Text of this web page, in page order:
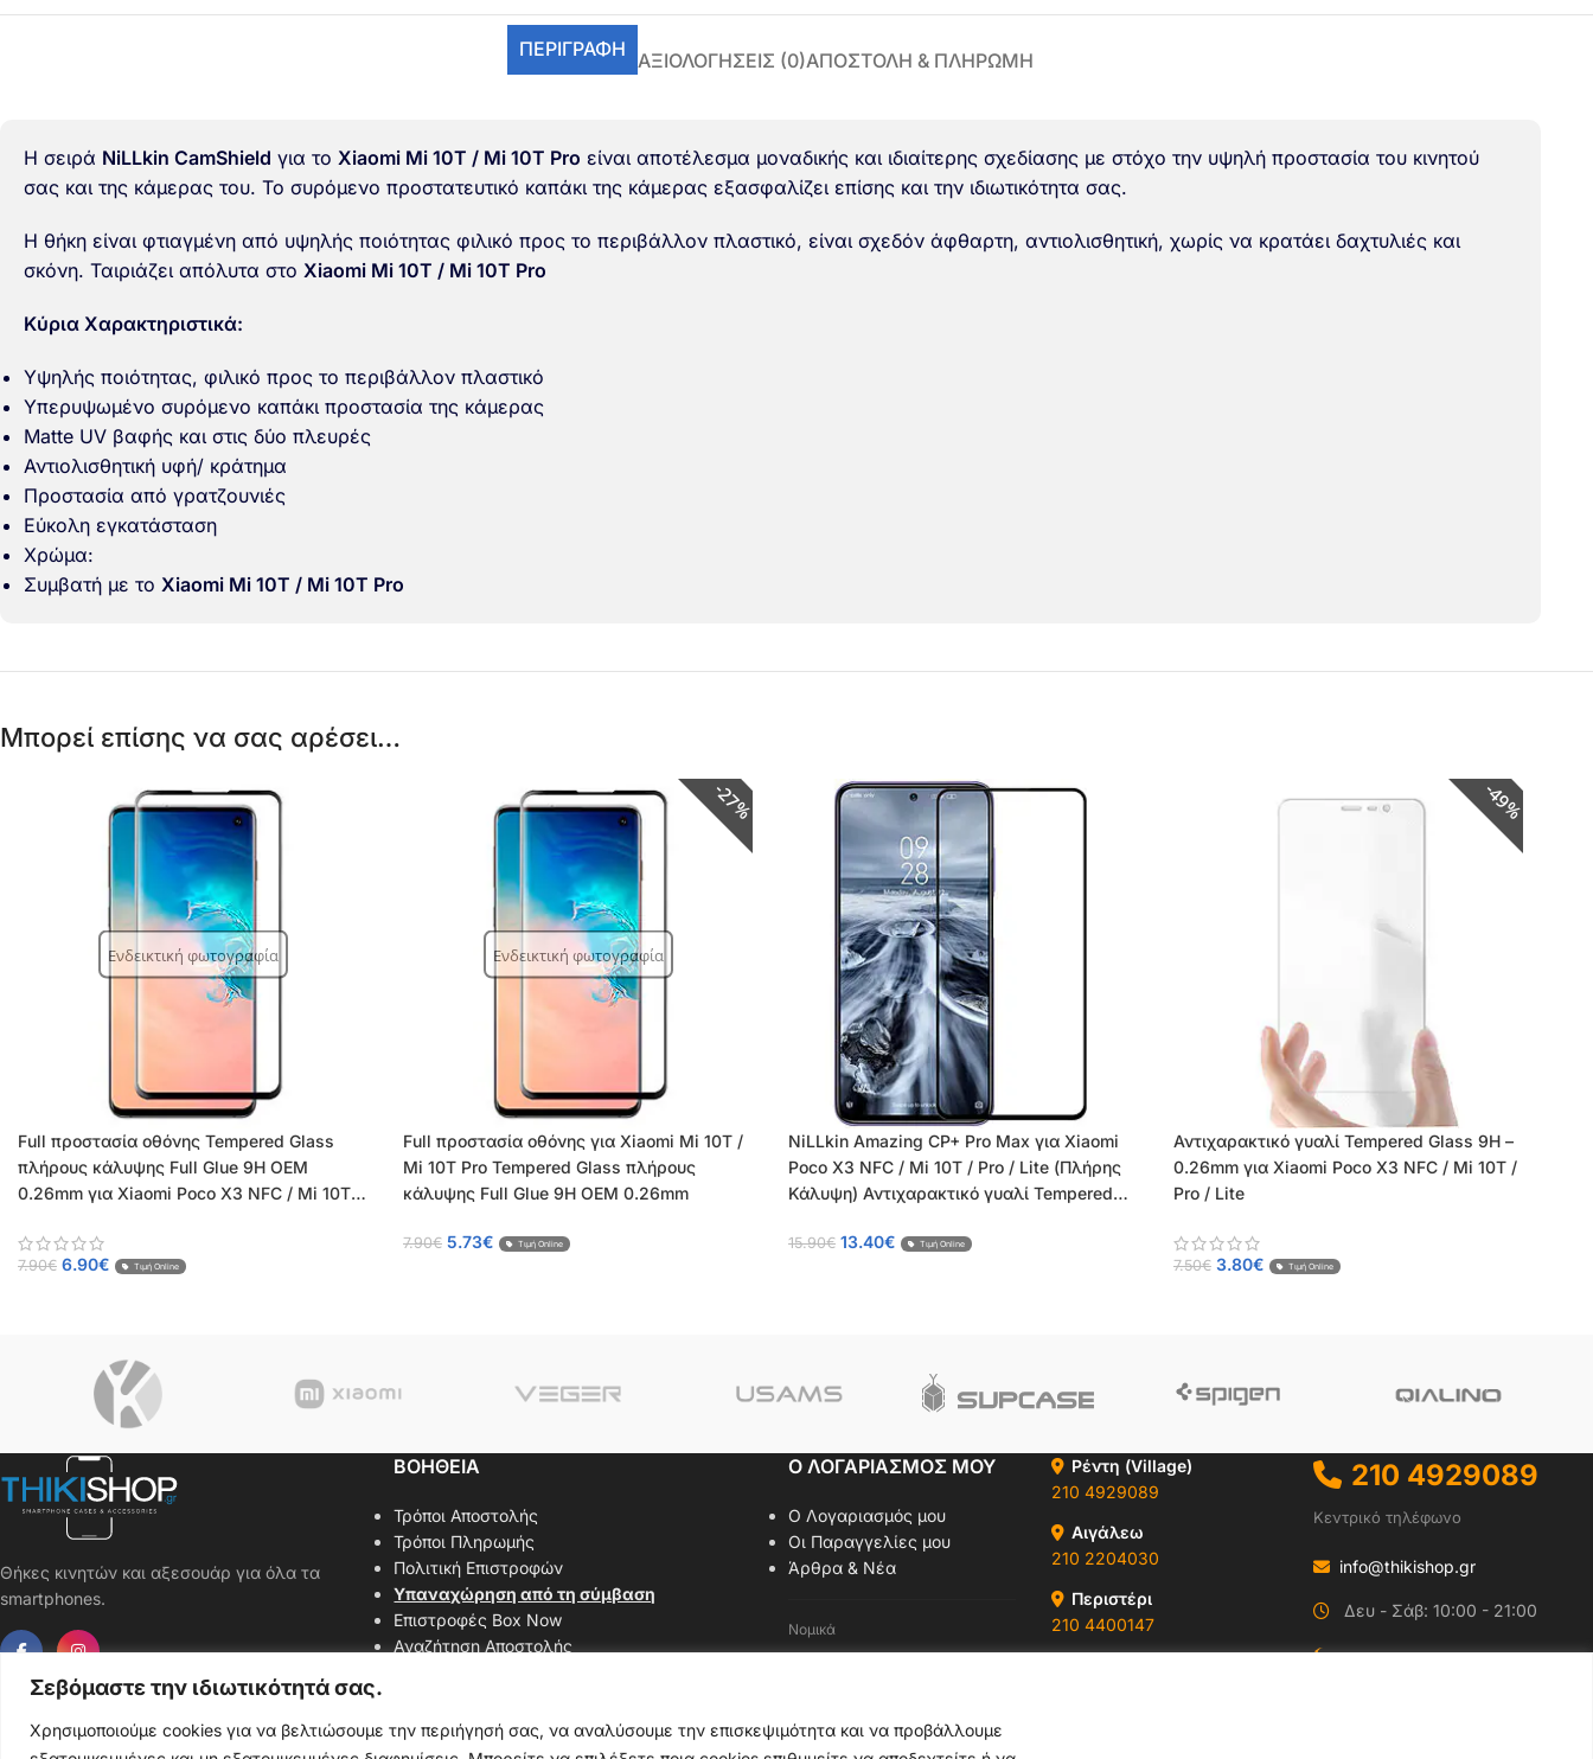
Σεβόμαστε την ιδιωτικότητά σας.
Χρησιμοποιούμε cookies για να βελτιώσουμε την περιήγησή σας, να αναλύσουμε την επισκεψιμότητα και να προβάλλουμε
ΠΕΡΙΓΡΑΦΉ ΑΞΙΟΛΟΓΉΣΕΙΣ (0)ΑΠΟΣΤΟΛΗ & ΠΛΗΡΩΜΗ
Η σειρά NiLLkin CamShield για το Xiaomi Mi 10T / Mi 10T Pro είναι αποτέλεσμα μοναδικής και ιδιαίτερης σχεδίασης με στόχο την υψηλή προστασία του κινητού
σας και της κάμερας του. Το συρόμενο προστατευτικό καπάκι της κάμερας εξασφαλίζει επίσης και την ιδιωτικότητα σας.
Η θήκη είναι φτιαγμένη από υψηλής ποιότητας φιλικό προς το περιβάλλον πλαστικό, είναι σχεδόν άφθαρτη, αντιολισθητική, χωρίς να κρατάει δαχτυλιές και
σκόνη. Ταιριάζει απόλυτα στο Xiaomi Mi 10T / Mi 10T Pro
Κύρια Χαρακτηριστικά:
Υψηλής ποιότητας, φιλικό προς το περιβάλλον πλαστικό
Υπερυψωμένο συρόμενο καπάκι προστασία της κάμερας
Matte UV βαφής και στις δύο πλευρές
Αντιολισθητική υφή/ κράτημα
Προστασία από γρατζουνιές
Εύκολη εγκατάσταση
Χρώμα:
Συμβατή με το Xiaomi Mi 10T / Mi 10T Pro
Μπορεί επίσης να σας αρέσει…
Ενδεικτική φωτογραφία
Full προστασία οθόνης Tempered Glass
πλήρους κάλυψης Full Glue 9H OEM
0.26mm για Xiaomi Poco X3 NFC / Mi 10T /
7.90€ 6.90€ Τιμή Online
Ενδεικτική φωτογραφία
27%
Full προστασία οθόνης για Xiaomi Mi 10T /
Mi 10T Pro Tempered Glass πλήρους
κάλυψης Full Glue 9H OEM 0.26mm
7.90€ 5.73€ Τιμή Online
NiLLkin Amazing CP+ Pro Max για Xiaomi
Poco X3 NFC / Mi 10T / Pro / Lite (Πλήρης
Κάλυψη) Αντιχαρακτικό γυαλί Tempered
15.90€ 13.40€ Τιμή Online
49%
Αντιχαρακτικό γυαλί Tempered Glass 9H –
0.26mm για Xiaomi Poco X3 NFC / Mi 10T /
Pro / Lite
7.50€ 3.80€ Τιμή Online
Θήκες κινητών και αξεσουάρ για όλα τα
smartphones.
ΒΟΗΘΕΙΑ
Τρόποι Αποστολής
Τρόποι Πληρωμής
Πολιτική Επιστροφών
Υπαναχώρηση από τη σύμβαση
Επιστροφές Box Now
Αναζήτηση Αποστολής
Ο ΛΟΓΑΡΙΑΣΜΟΣ ΜΟΥ
Ο Λογαριασμός μου
Οι Παραγγελίες μου
Άρθρα & Νέα
Νομικά
Ρέντη (Village)
210 4929089
Αιγάλεω
210 2204030
Περιστέρι
210 4400147
210 4929089
Κεντρικό τηλέφωνο
info@thikishop.gr
Δευ - Σάβ: 10:00 - 21:00